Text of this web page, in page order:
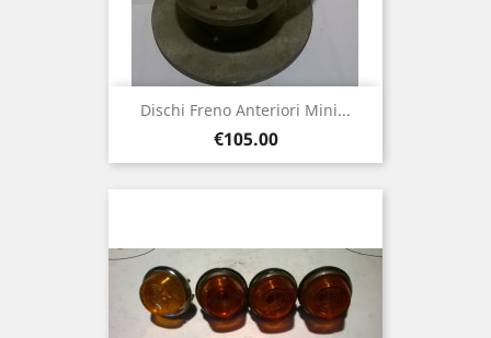
Dischi Freno Anteriori Mini...
Price
€105.00